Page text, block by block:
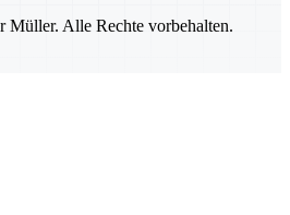
Müller. Alle Rechte vorbehalten.